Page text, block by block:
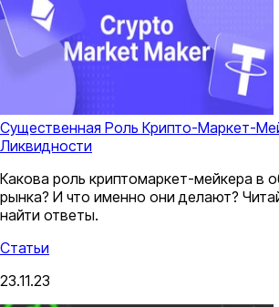
Существенная Роль Крипто-Маркет-
Ликвидности
Какова роль криптомаркет-мейкера в
рынка? И что именно они делают?
найти ответы.
Статьи
23.11.23